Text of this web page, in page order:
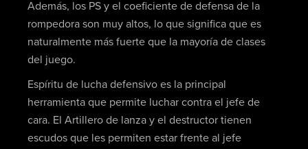
Además, los PS y el coeficiente de defensa de la
rompedora son muy altos, lo que significa que es
naturalmente más fuerte que la mayoría de clases
del juego.
Espíritu de lucha defensivo es la principal
herramienta que permite luchar contra el jefe de
cara. El Artillero de lanza y el destructor tienen
escudos que les permiten estar frente al jefe